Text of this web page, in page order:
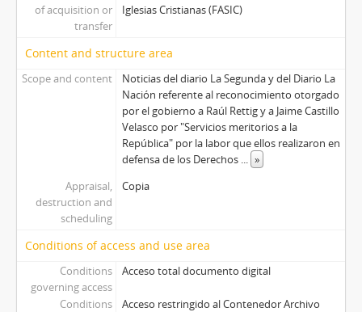
of acquisition or
transfer
Iglesias Cristianas (FASIC)
Content and structure area
Scope and content
Noticias del diario La Segunda y del Diario La
Nación referente al reconocimiento otorgado
por el gobierno a Raúl Rettig y a Jaime Castillo
Velasco por "Servicios meritorios a la
República" por la labor que ellos realizaron en
defensa de los Derechos ... »
Appraisal,
destruction and
scheduling
Copia
Conditions of access and use area
Conditions
governing access
Acceso total documento digital
Conditions
Acceso restringido al Contenedor Archivo